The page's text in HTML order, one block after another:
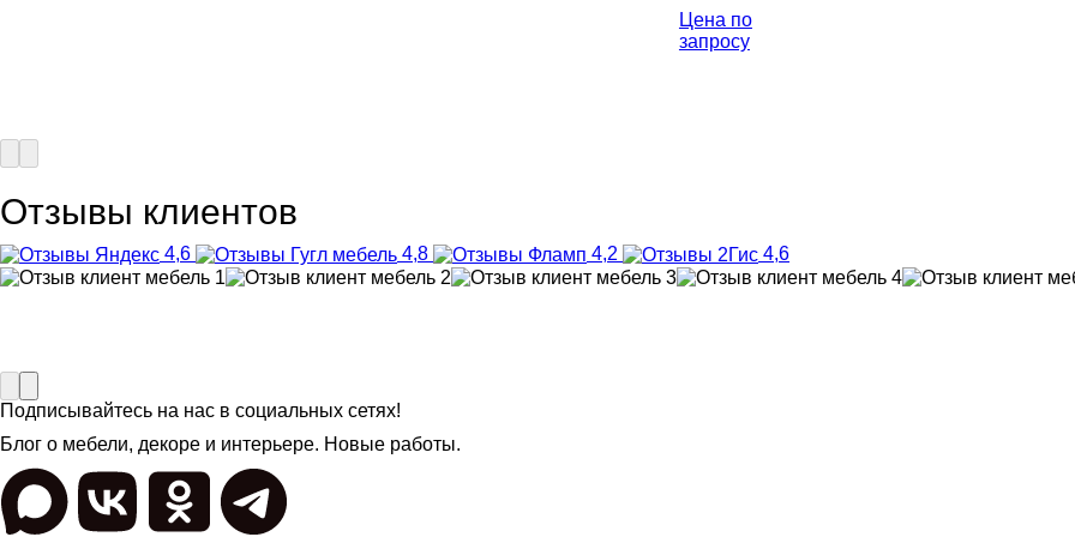
Цена по
запросу
Отзывы клиентов
4,6 4,8 4,2 4,6
Подписывайтесь на нас в социальных сетях!
Блог о мебели, декоре и интерьере. Новые работы.